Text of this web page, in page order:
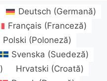
Deutsch (Germană)
Français (Franceză)
Polski (Poloneză)
Svenska (Suedeză)
) Hrvatski (Croată)